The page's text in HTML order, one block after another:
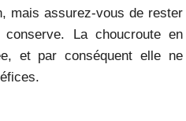
mais assurez-vous de rester
La choucroute en
et par conséquent elle ne